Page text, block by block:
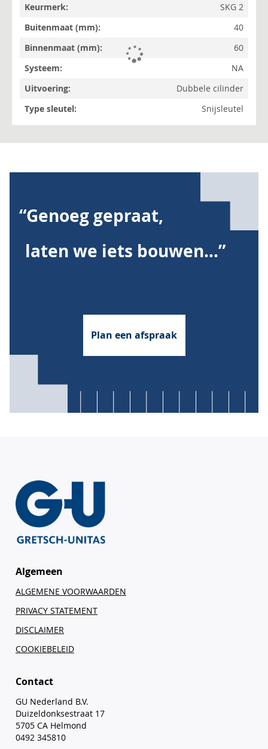
SKG 2
40
60
NA
Dubbele cilinder
Snijsleutel
“Genoeg gepraat,
laten we iets bouwen...”
Plan een afspraak
Algemeen
ALGEMENE VOORWAARDEN
PRIVACY STATEMENT
DISCLAIMER
COOKIEBELEID
Contact
GU Nederland B.V.
Duizeldonksestraat 17
5705 CA Helmond
0492 345810